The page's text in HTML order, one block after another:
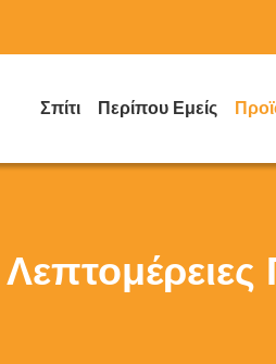
Σπίτι Περίπου Εμείς
Λεπτομέρειες